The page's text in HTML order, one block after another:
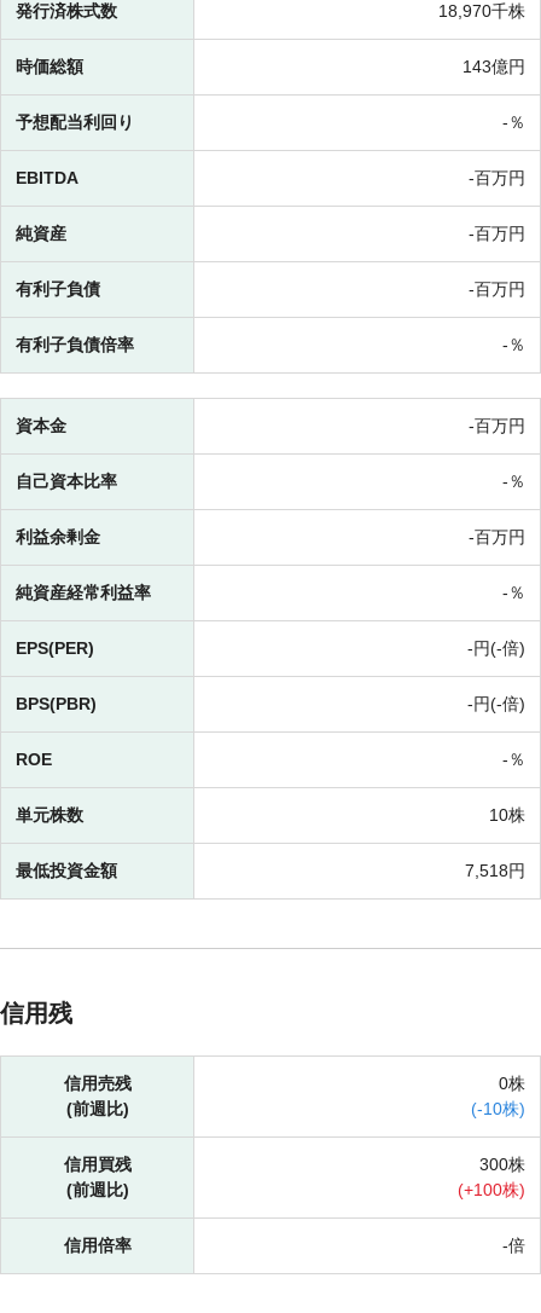
発行済株式数 18,970千株
時価総額 143億円
予想配当利回り -％
EBITDA -百万円
純資産 -百万円
有利子負債 -百万円
有利子負債倍率 -％
資本金 -百万円
自己資本比率 -％
利益余剰金 -百万円
純資産経常利益率 -％
EPS(PER) -円(-倍)
BPS(PBR) -円(-倍)
ROE -％
単元株数 10株
最低投資金額 7,518円
信用残
信用売残
(前週比)
0株
(-10株)
信用買残
(前週比)
300株
(+100株)
信用倍率 -倍